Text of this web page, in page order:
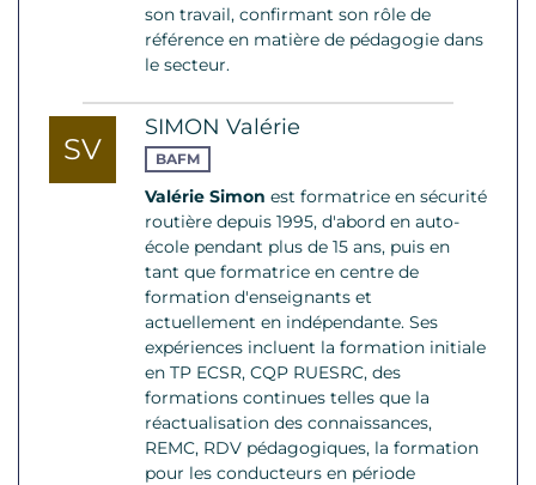
son travail, confirmant son rôle de
référence en matière de pédagogie dans
le secteur.
SV
SIMON Valérie
BAFM
Valérie Simon est formatrice en sécurité
routière depuis 1995, d'abord en auto-
école pendant plus de 15 ans, puis en
tant que formatrice en centre de
formation d'enseignants et
actuellement en indépendante. Ses
expériences incluent la formation initiale
en TP ECSR, CQP RUESRC, des
formations continues telles que la
réactualisation des connaissances,
REMC, RDV pédagogiques, la formation
pour les conducteurs en période